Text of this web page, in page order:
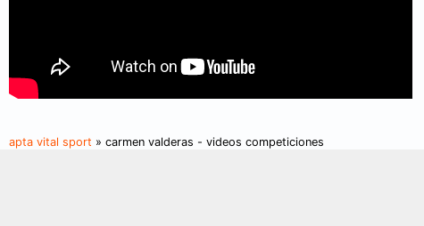
apta vital sport » carmen valderas - videos competiciones